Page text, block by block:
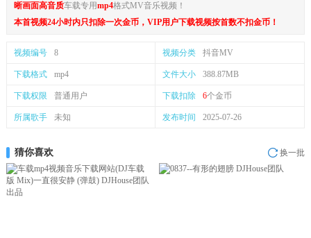
晰画面高音质车载专用mp4格式MV音乐视频！
本首视频24小时内只扣除一次金币，VIP用户下载视频按首数不扣金币！
视频编号 8 视频分类 抖音MV
下载格式 mp4 文件大小 388.87MB
下载权限 普通用户 下载扣除 6个金币
所属歌手 未知 发布时间 2025-07-26
猜你喜欢 换一批